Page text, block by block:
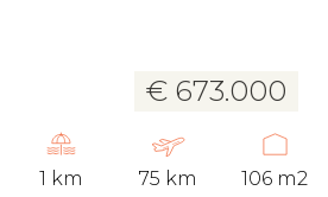
€ 673.000
1 km 75 km 106 m2